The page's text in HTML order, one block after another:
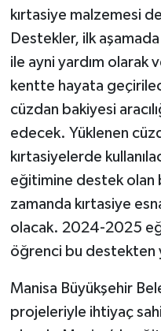
kırtasiye malzemesi
Destekler, ilk
ile ayni yardım olarak
kentte hayata
cüzdan bakiyesi
edecek. Yüklenen
kırtasiyelerde
eğitimine destek olan
zamanda kırtasiye
olacak. 2024-2025
öğrenci bu destekten
Manisa Büyükşehir
projeleriyle ihtiyaç